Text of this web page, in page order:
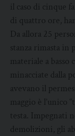
il caso di cinque
di quattro ore,
Da allora 25
stanza rimasta in
materiale a
minacciate dalla
avevano il
maggio è l’unico
testa. Impegnati
demolizioni, gli